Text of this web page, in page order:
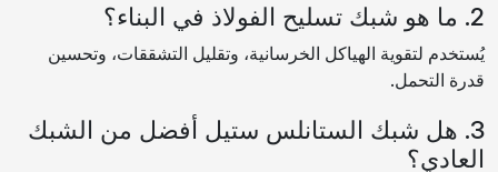
2. ما هو شبك تسليح الفولاذ في البناء؟
يُستخدم لتقوية الهياكل الخرسانية، وتقليل التشققات، وتحسين
قدرة التحمل.
3. هل شبك الستانلس ستيل أفضل من الشبك
العادي؟